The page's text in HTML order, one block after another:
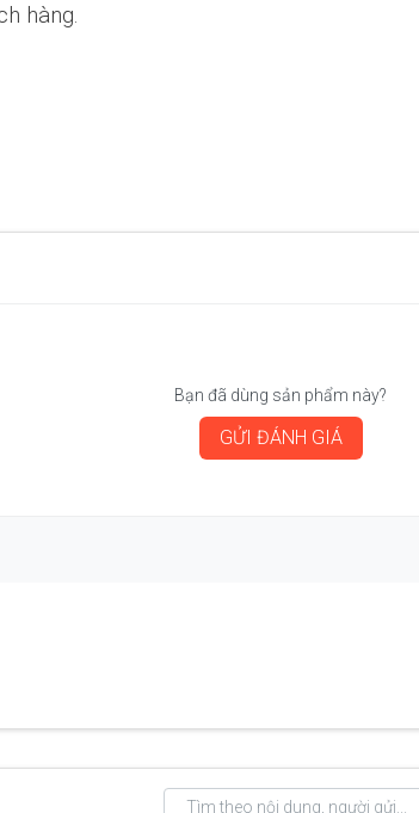
hàng.
Bạn đã dùng sản phẩm này?
GỬI ĐÁNH GIÁ